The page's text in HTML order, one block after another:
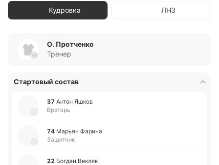
Кудровка ЛНЗ
О. Протченко
Тренер
Стартовый состав
37 Антон Яшков
Вратарь
74 Марьян Фарина
Защитник
22 Богдан Векляк